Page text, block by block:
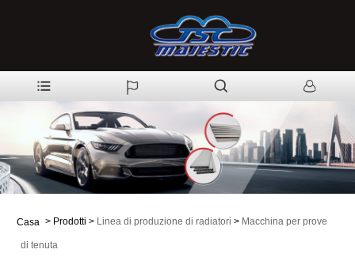
Casa > Prodotti > Linea di produzione di radiatori > Macchina per prove
di tenuta